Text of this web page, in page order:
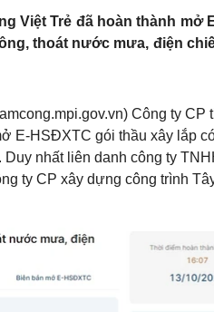
Việt Trẻ đã hoàn thành mở
thoát nước mưa, điện
Công ty CP
E-HSĐXTC gói thầu xây lắp
Duy nhất liên danh công ty
ty CP xây dựng công trình